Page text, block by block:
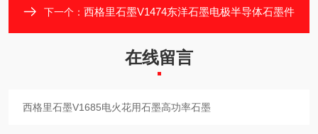
下一个： 西格里石墨V1474东洋石墨电极半导体石墨件
在线留言